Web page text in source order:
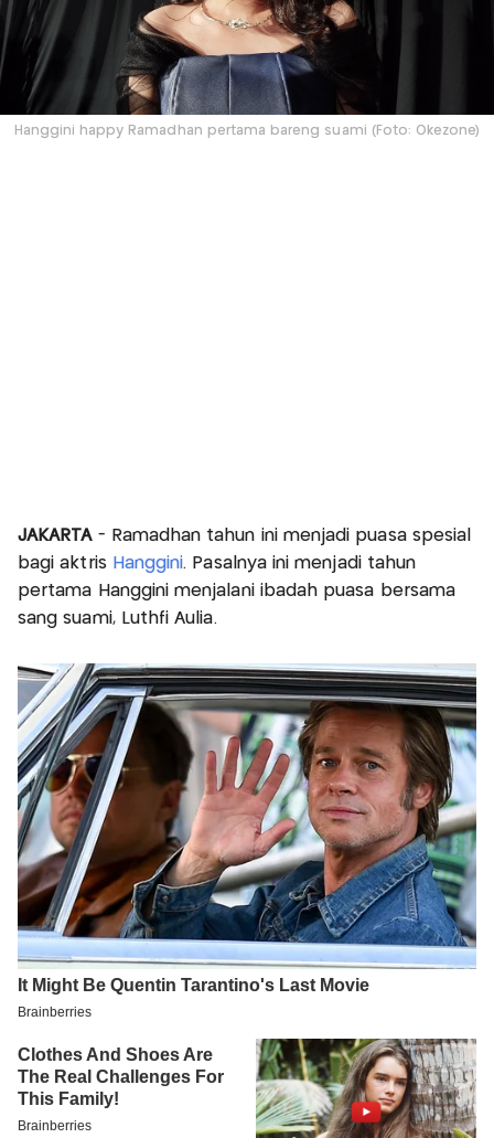
Hanggini happy Ramadhan pertama bareng suami (Foto: Okezone)
JAKARTA - Ramadhan tahun ini menjadi puasa spesial
bagi aktris Hanggini. Pasalnya ini menjadi tahun
pertama Hanggini menjalani ibadah puasa bersama
sang suami, Luthfi Aulia.